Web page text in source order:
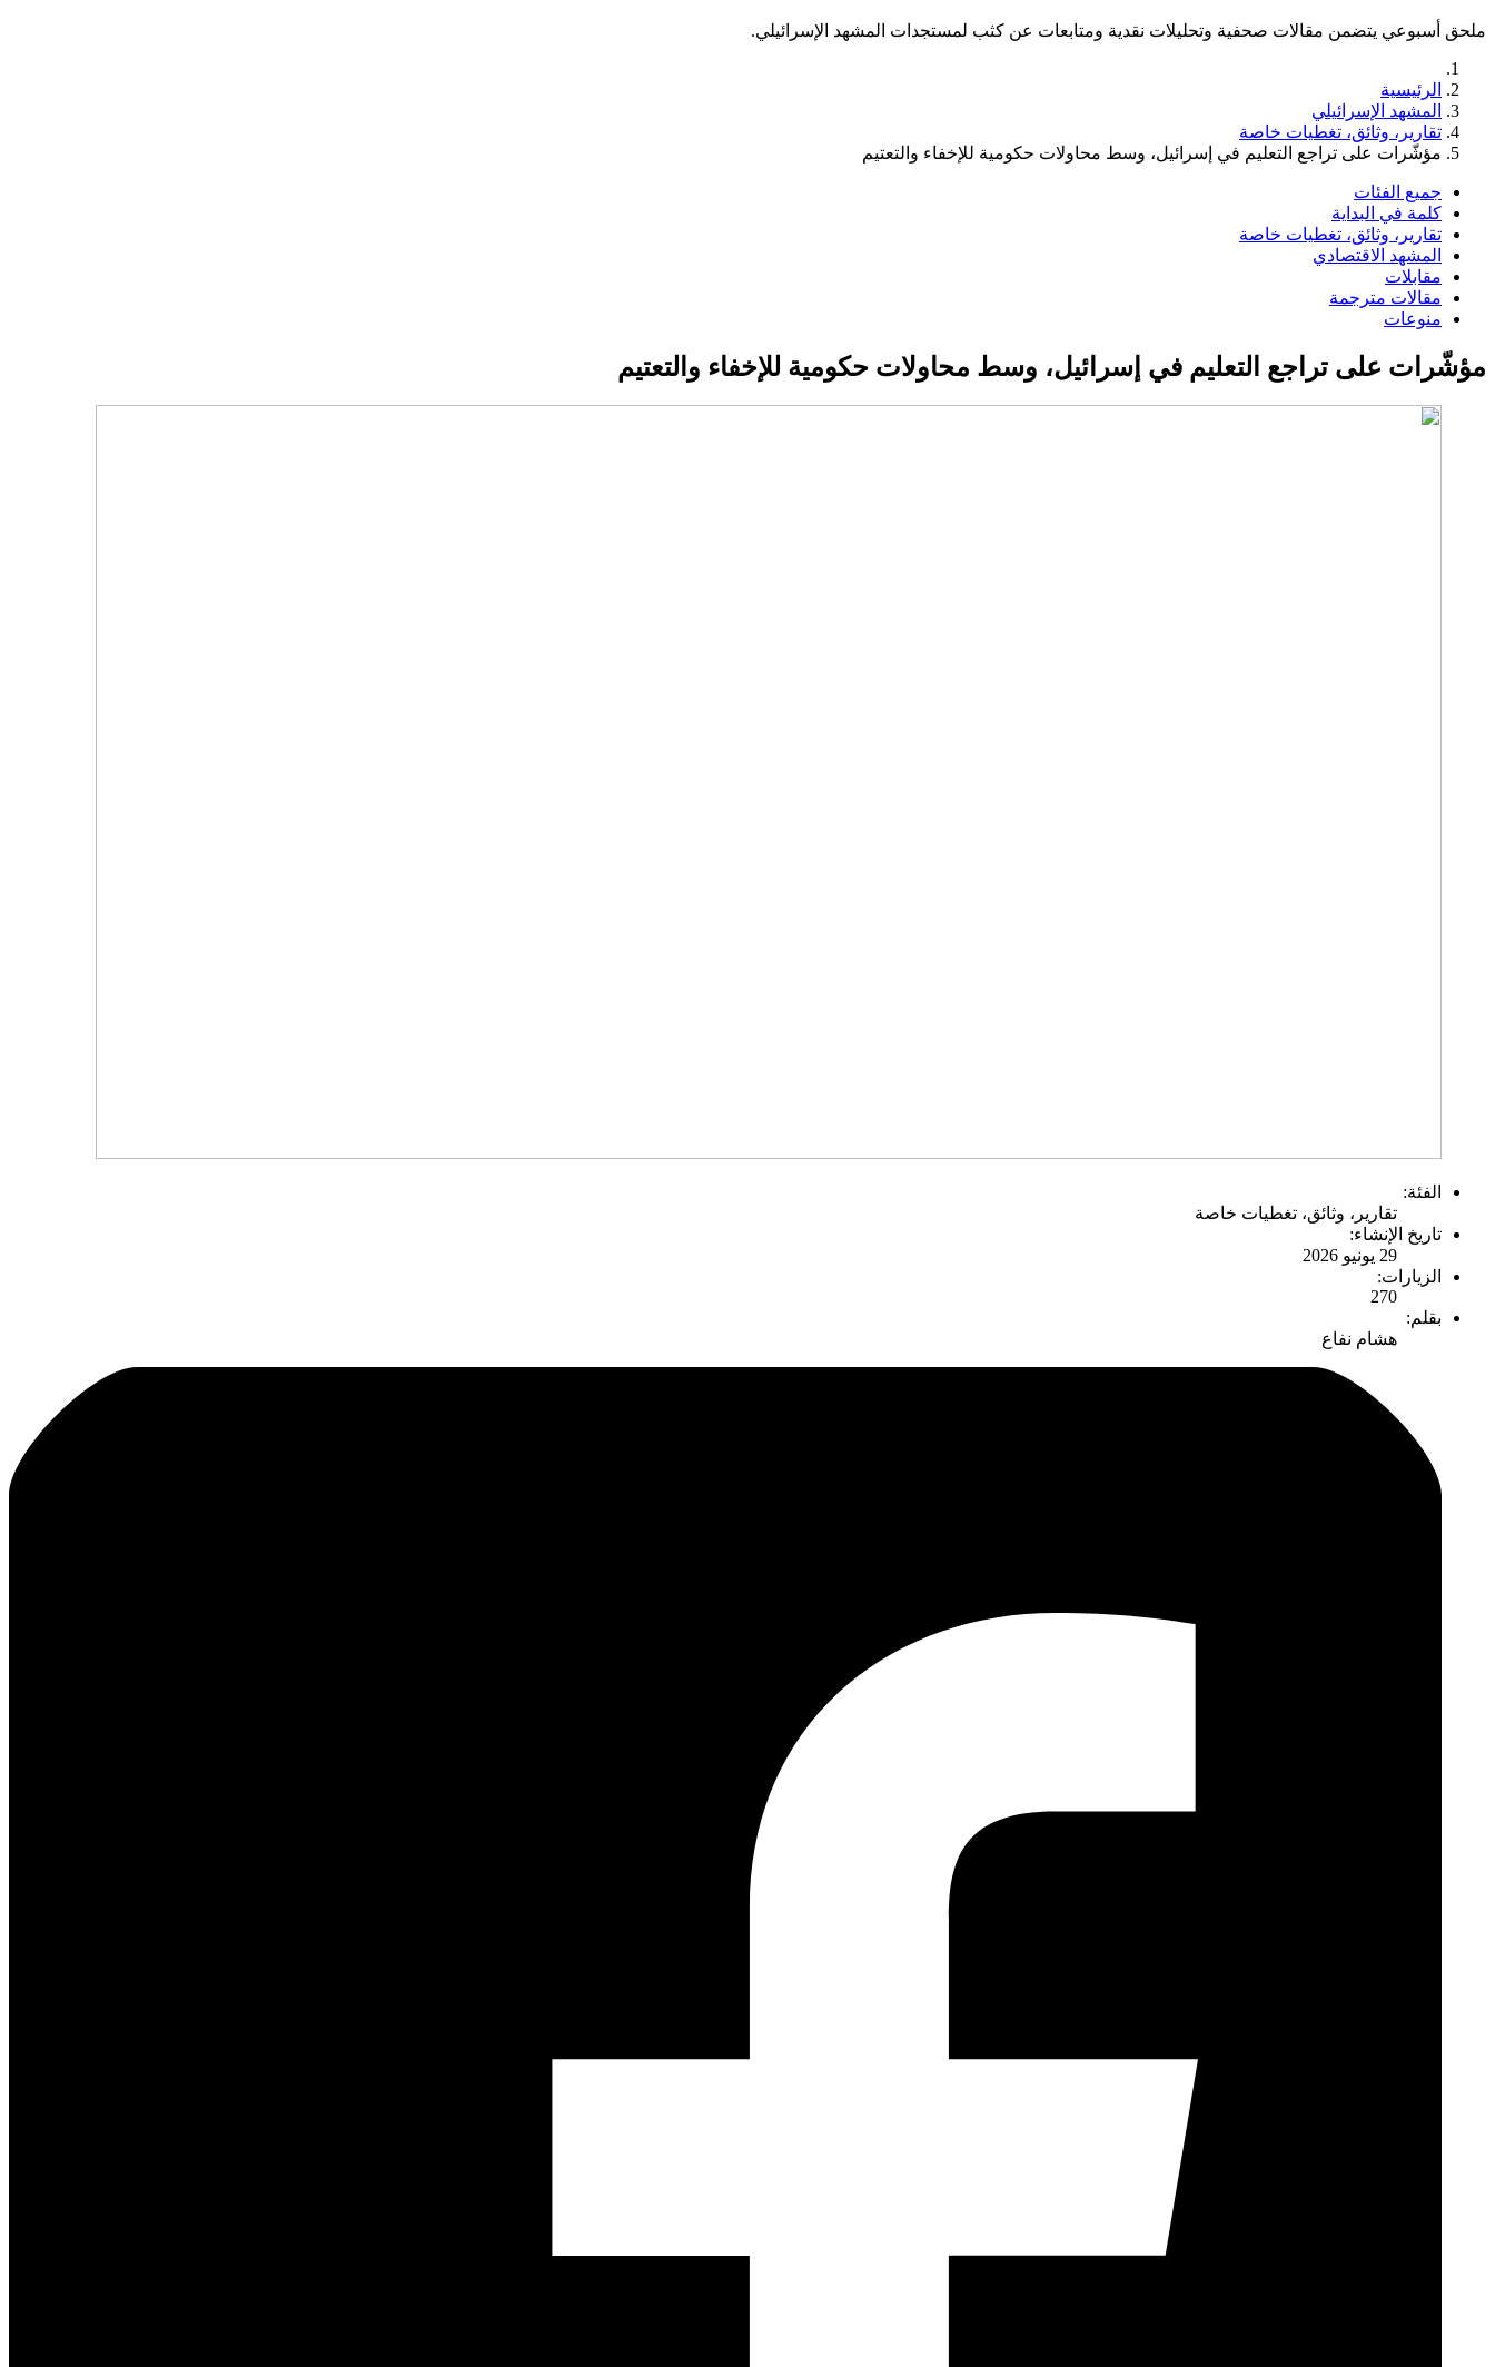
ملحق أسبوعي يتضمن مقالات صحفية وتحليلات نقدية ومتابعات عن كثب لمستجدات المشهد الإسرائيلي.
الرئيسية
المشهد الإسرائيلي
تقارير، وثائق، تغطيات خاصة
مؤشّرات على تراجع التعليم في إسرائيل، وسط محاولات حكومية للإخفاء والتعتيم
جميع الفئات
كلمة في البداية
تقارير، وثائق، تغطيات خاصة
المشهد الاقتصادي
مقابلات
مقالات مترجمة
منوعات
مؤشّرات على تراجع التعليم في إسرائيل، وسط محاولات حكومية للإخفاء والتعتيم
الفئة:
تقارير، وثائق، تغطيات خاصة
تاريخ الإنشاء:
29 يونيو 2026
الزيارات:
270
بقلم:
هشام نفاع